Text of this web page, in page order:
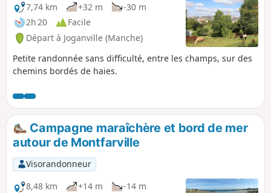
7,74 km
+32 m
-30 m
2h 20
Facile
Départ à Joganville (Manche)
Petite randonnée sans difficulté, entre les champs, sur des
chemins bordés de haies.
Campagne maraîchère et bord de mer
autour de Montfarville
Visorandonneur
8,48 km
+14 m
-14 m